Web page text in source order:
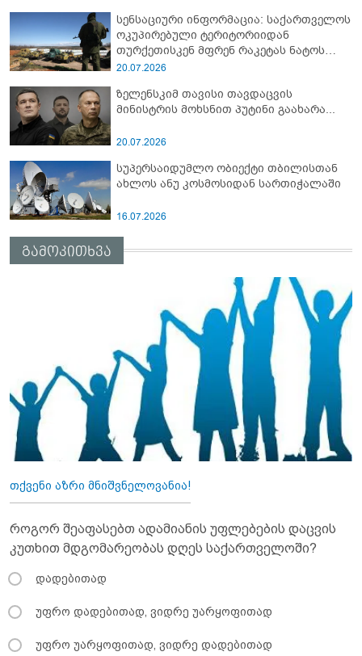
სენსაციური ინფორმაცია: საქართველოს
ოკუპირებული ტერიტორიიდან
თურქეთისკენ მფრენ რაკეტას ნატოს
სამიტი კინაღამ ჩაუშლია
20.07.2026
ზელენსკიმ თავისი თავდაცვის
მინისტრის მოხსნით პუტინი გაახარა...
20.07.2026
სუპერსაიდუმლო ობიექტი თბილისთან
ახლოს ანუ კოსმოსიდან სართიჭალაში
16.07.2026
გამოკითხვა
თქვენი აზრი მნიშვნელოვანია!
როგორ შეაფასებთ ადამიანის უფლებების დაცვის
კუთხით მდგომარეობას დღეს საქართველოში?
დადებითად
უფრო დადებითად, ვიდრე უარყოფითად
უფრო უარყოფითად, ვიდრე დადებითად